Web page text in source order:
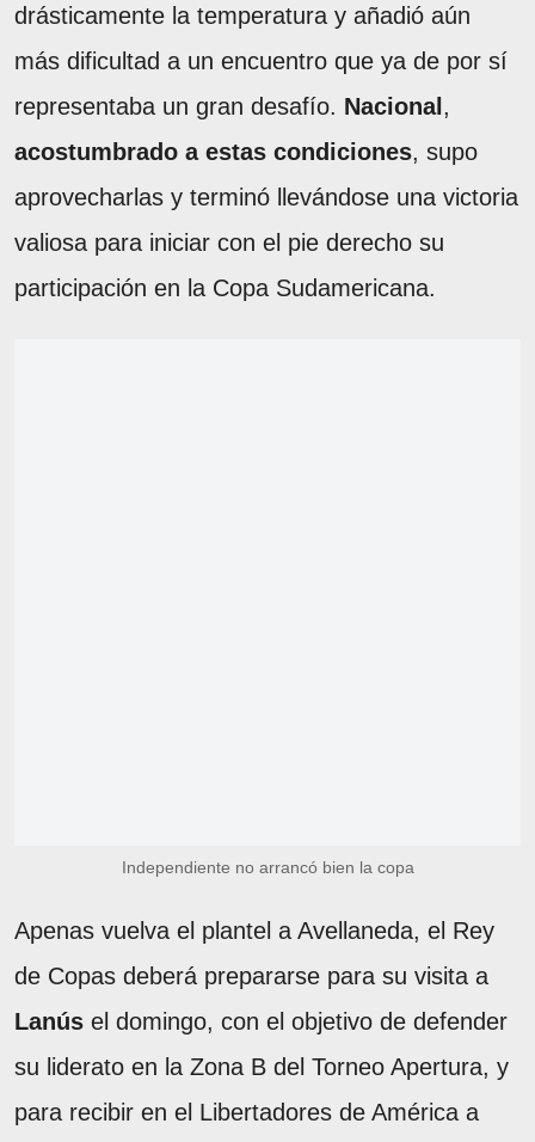
drásticamente la temperatura y añadió aún
más dificultad a un encuentro que ya de por sí
representaba un gran desafío. Nacional ,
acostumbrado a estas condiciones, supo
aprovecharlas y terminó llevándose una victoria
valiosa para iniciar con el pie derecho su
participación en la Copa Sudamericana.
Independiente no arrancó bien la copa
Apenas vuelva el plantel a Avellaneda, el Rey
de Copas deberá prepararse para su visita a
Lanús el domingo, con el objetivo de defender
su liderato en la Zona B del Torneo Apertura, y
para recibir en el Libertadores de América a